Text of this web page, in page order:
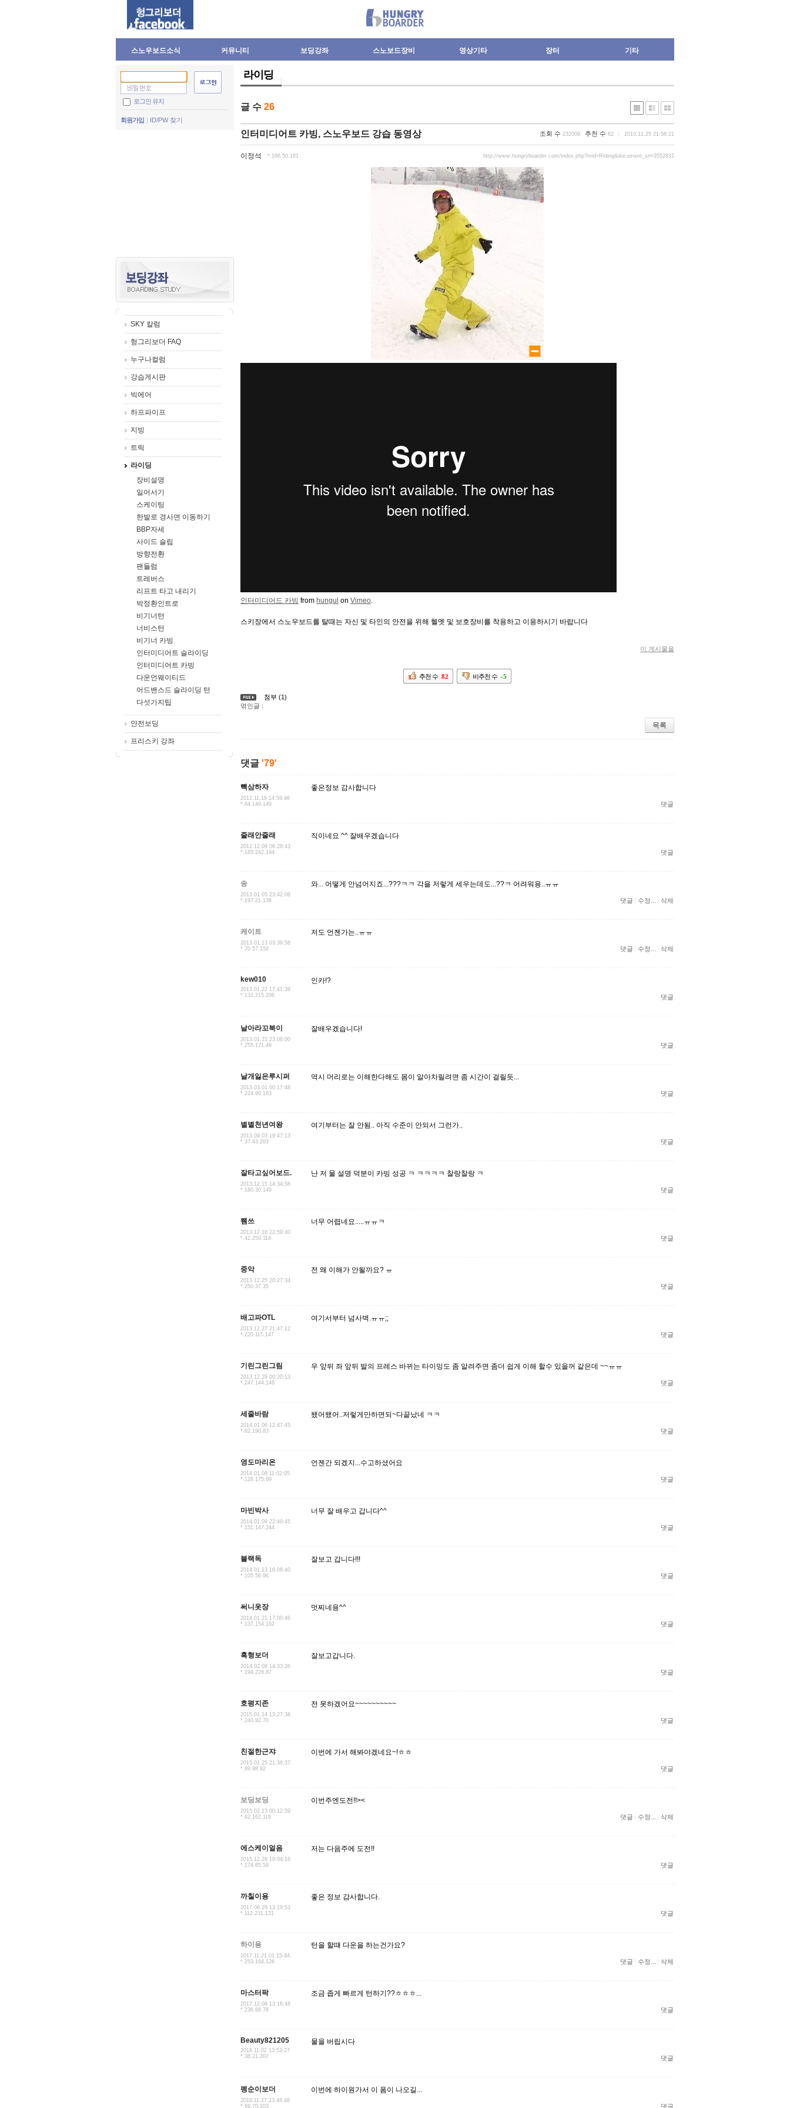
스노우보드소식 커뮤니티 보딩강좌 스노보드장비 영상기타 장터 기타
로그인 유지
회원가입 ID/PW 찾기
SKY 칼럼
헝그리보더 FAQ
누구나컬럼
강습게시판
빅에어
하프파이프
지빙
트릭
라이딩
장비설명
일어서기
스케이팅
한발로 경사면 이동하기
BBP자세
사이드 슬립
방향전환
팬듈럼
트레버스
리프트 타고 내리기
박정환인트로
비기너턴
너비스턴
비기너 카빙
인터미디어트 슬라이딩
인터미디어트 카빙
다운언웨이티드
어드밴스드 슬라이딩 턴
다섯가지팁
안전보딩
프리스키 강좌
라이딩
글 수 26
인터미디어트 카빙, 스노우보드 강습 동영상 조회 수 232009 추천 수 82 2010.11.25 21:56:21
이정석 *.166.50.181 http://www.hungryboarder.com/index.php?mid=Riding&document_srl=3552831
인터미디어드 카빙 from hungul on Vimeo.
스키장에서 스노우보드를 탈때는 자신 및 타인의 안전을 위해 헬멧 및 보호장비를 착용하고 이용하시기 바랍니다
이 게시물을
추천 수 82 비추천 수 -5
첨부 (1)
엮인글 :
목록
댓글 '79'
빽삼하자
2012.11.19 14:59:46
*.64.149.149
좋은정보 감사합니다
댓글
줄래안줄래
2012.12.09 06:28:43
*.185.242.194
직이네요 ^^ 잘배우겠습니다
댓글
송
2013.01.05 23:42:08
*.197.21.136
와... 어떻게 안넘어지죠...???ㅋㅋ 각을 저렇게 세우는데도...??ㅋ 어려워용..ㅠㅠ
댓글 수정... 삭제
케이트
2013.01.13 03:39:58
*.70.57.159
저도 언젠가는..ㅠㅠ
댓글 수정... 삭제
kew010
2013.01.22 17:41:39
*.132.215.206
인카!?
댓글
날아라꼬북이
2013.01.23 23:06:00
*.255.171.46
잘배우겠습니다!
댓글
날개잃은루시퍼
2013.03.01 00:17:48
*.224.90.183
역시 머리로는 이해한다해도 몸이 알아차릴려면 좀 시간이 걸릴듯...
댓글
별별천년여왕
2013.09.03 19:47:13
*.37.43.203
여기부터는 잘 안됨.. 아직 수준이 안되서 그런가..
댓글
잘타고싶어보드.
2013.12.15 14:34:58
*.180.30.149
난 저 물 설명 덕분이 카빙 성공 ㅋ ㅋㅋㅋㅋ 찰랑찰랑 ㅋ
댓글
쬄쓰
2013.12.18 22:59:40
*.42.250.114
너무 어렵네요.....ㅠㅠㅋ
댓글
중악
2013.12.25 20:27:34
*.250.37.35
전 왜 이해가 안될까요? ㅠ
댓글
배고파OTL
2013.12.27 21:47:12
*.220.115.147
여기서부터 넘사벽.ㅠㅠ;;
댓글
기린그린그림
2013.12.29 00:20:13
*.247.144.146
우 앞뒤 좌 앞뒤 발의 프레스 바뀌는 타이밍도 좀 알려주면 좀더 쉽게 이해 할수 있을꺼 같은데 ~~ㅠㅠ
댓글
세줄바람
2014.01.06 12:47:45
*.62.190.83
됐어됐어..저렇게만하면되~다끝났네 ㅋㅋ
댓글
영도마리온
2014.01.08 11:02:05
*.128.175.69
언젠간 되겠지...수고하셨어요
댓글
마빈박사
2014.01.09 22:49:45
*.151.147.244
너무 잘 배우고 갑니다^^
댓글
블랙독
2014.01.13 16:08:40
*.105.56.96
잘보고 갑니다!!!
댓글
써니옷장
2014.01.21 17:00:46
*.137.154.162
멋찌네용^^
댓글
흑형보더
2014.02.08 14:33:26
*.194.226.87
잘보고갑니다.
댓글
호평지존
2015.01.14 13:27:38
*.240.92.70
전 못하겠어요~~~~~~~~~~
댓글
친절한근쟈
2015.01.25 21:36:37
*.89.88.92
이번에 가서 해봐야겠네요~!ㅎㅎ
댓글
보딩보딩
2015.02.13 00:12:59
*.62.162.119
이번주엔도전!!><
댓글 수정... 삭제
에스케이얼음
2015.12.28 19:04:16
*.174.85.59
저는 다음주에 도전!!
댓글
까칠이용
2017.08.29 13:19:53
*.112.231.131
좋은 정보 감사합니다.
댓글
하이용
2017.11.21 01:15:44
*.253.164.126
턴을 할떄 다운을 하는건가요?
댓글 수정... 삭제
마스터팍
2017.12.08 13:16:48
*.236.68.78
조금 좁게 빠르게 턴하기??ㅎㅎㅎ...
댓글
Beauty821205
2018.11.02 13:53:27
*.38.21.207
물을 버립시다
댓글
펭순이보더
2018.11.27 23:48:48
*.69.70.203
이번에 하이원가서 이 폼이 나오길...
댓글